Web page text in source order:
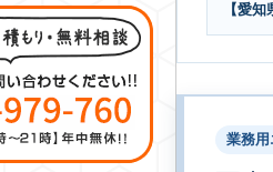
【愛
業務用